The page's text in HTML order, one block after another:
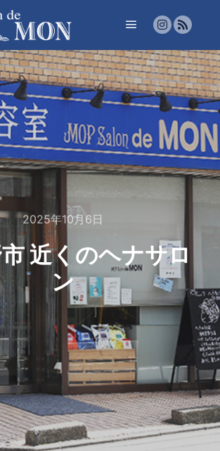
2025年10月6日
近くのヘナサロ
ン